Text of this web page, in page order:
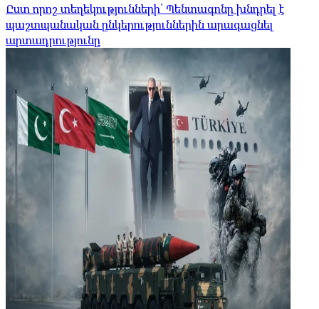
Ըստ որոշ տեղեկությունների՝ Պենտագոնը խնդրել է
պաշտպանական ընկերություններին արագացնել
արտադրությունը